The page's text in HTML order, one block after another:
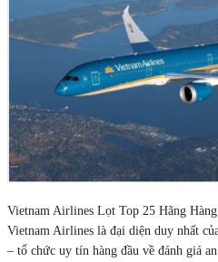
Vietnam Airlines Lọt Top 25 Hãng
Vietnam Airlines là đại diện duy nhất
– tổ chức uy tín hàng đầu về đánh giá